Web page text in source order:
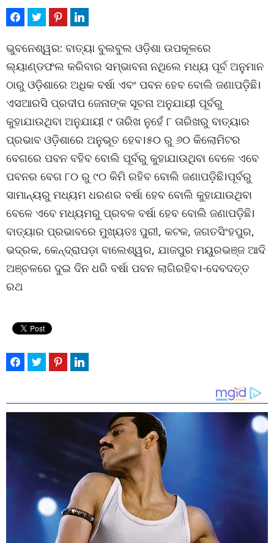
ଭୁବନେଶ୍ୱର: ବାତ୍ୟା ବୁଲବୁଲ ଓଡ଼ିଶା ଉପକୂଳରେ
ଲ୍ୟାଣ୍ଡଫଲ କରିବାର ସମ୍ଭାବନା ନଥିଲେ ମଧ୍ୟ ପୂର୍ବ ଅନୁମାନ
ଠାରୁ ଓଡ଼ିଶାରେ ଅଧିକ ବର୍ଷା ଏବଂ ପବନ ହେବ ବୋଲି ଜଣାପଡ଼ିଛି।
ଏସଆରସି ପ୍ରଦୀପ ଜେନାଙ୍କ ସୂଚନା ଅନୁଯାୟୀ ପୂର୍ବରୁ
କୁହାଯାଉଥିବା ଅନୁଯାୟୀ ୯ ତାରିଖ ନୁହେଁ ୮ ତାରିଖରୁ ବାତ୍ୟାର
ପ୍ରଭାବ ଓଡ଼ିଶାରେ ଅନୁଭୂତ ହେବ।୫୦ ରୁ ୬୦ କିଲୋମିଟର
ବେଗରେ ପବନ ବହିବ ବୋଲି ପୂର୍ବରୁ କୁହାଯାଉଥିବା ବେଳେ ଏବେ
ପବନର ବେଗ ୮୦ ରୁ ୯୦ କିମି ରହିବ ବୋଲି ଜଣାପଡ଼ିଛି।ପୂର୍ବରୁ
ସାମାନ୍ୟରୁ ମଧ୍ୟମ ଧରଣର ବର୍ଷା ହେବ ବୋଲି କୁହାଯାଉଥିବା
ବେଳେ ଏବେ ମଧ୍ୟମରୁ ପ୍ରବଳ ବର୍ଷା ହେବ ବୋଲି ଜଣାପଡ଼ିଛି।
ବାତ୍ୟାର ପ୍ରଭାବରେ ମୁଖ୍ୟତଃ ପୁରୀ, କଟକ, ଜଗତସିଂହପୁର,
ଭଦ୍ରକ, କେନ୍ଦ୍ରାପଡ଼ା ବାଲେଶ୍ୱର, ଯାଜପୁର ମୟୁରଭଞ୍ଜ ଆଦି
ଅଞ୍ଚଳରେ ଦୁଇ ଦିନ ଧରି ବର୍ଷା ପବନ ଲାଗିରହିବ।-ଦେବଦତ୍ତ
ରଥ